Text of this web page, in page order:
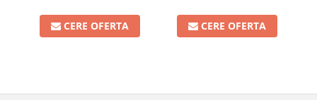
CERE OFERTA CERE OFERTA